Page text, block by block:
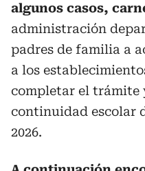
algunos casos,
administración
padres de familia a
a los
completar el trámite
continuidad escolar
2026.